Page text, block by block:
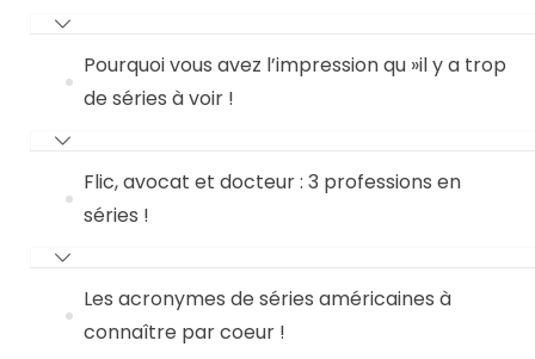
Pourquoi vous avez l’impression qu »il y a trop
de séries à voir !
Flic, avocat et docteur : 3 professions en
séries !
Les acronymes de séries américaines à
connaître par coeur !